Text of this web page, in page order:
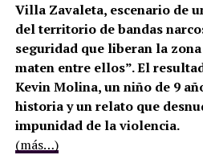
Villa Zavaleta, escenario de
del territorio de bandas
seguridad que liberan la
maten entre ellos”. El
Kevin Molina, un niño de 9
historia y un relato que
impunidad de la violencia.
(más…)